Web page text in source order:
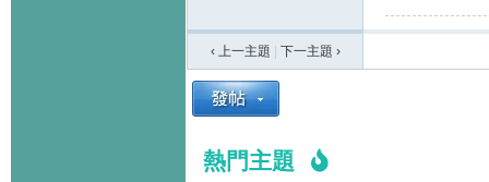
‹ 上一主題 下一主題 ›
熱門主題